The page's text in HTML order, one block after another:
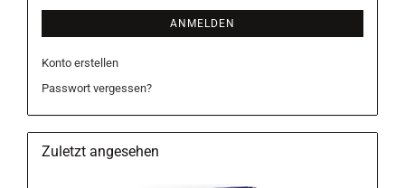
ANMELDEN
Konto erstellen
Passwort vergessen?
Zuletzt angesehen